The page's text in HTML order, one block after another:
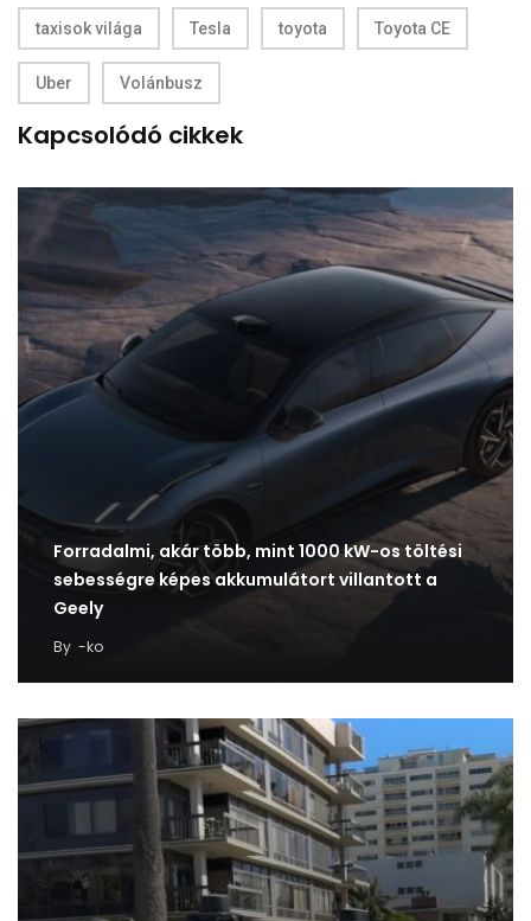
taxisok világa Tesla toyota Toyota CE
Uber Volánbusz
Kapcsolódó cikkek
Forradalmi, akár több, mint 1000 kW-os töltési
sebességre képes akkumulátort villantott a
Geely
By -ko